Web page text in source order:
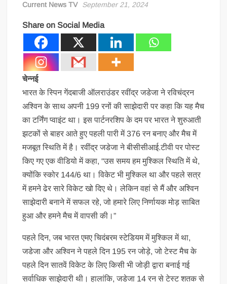
Current News TV September 21, 2024
Share on Social Media
चेन्नई
भारत के स्पिन गेंदबाजी ऑलराउंडर रवींद्र जडेजा ने रविचंद्रन
अश्विन के साथ अपनी 199 रनों की साझेदारी पर कहा कि यह मैच
का टर्निंग प्वाइंट था। इस पार्टनरशिप के दम पर भारत ने शुरुआती
झटकों से बाहर आते हुए पहली पारी में 376 रन बनाए और मैच में
मजबूत स्थिति में है। रवींद्र जडेजा ने बीसीसीआई.टीवी पर पोस्ट
किए गए एक वीडियो में कहा, “उस समय हम मुश्किल स्थिति में थे,
क्योंकि स्कोर 144/6 था। विकेट भी मुश्किल था और पहले सत्र
में हमने ढेर सारे विकेट खो दिए थे। लेकिन वहां से मैं और अश्विन
साझेदारी बनाने में सफल रहे, जो हमारे लिए निर्णायक मोड़ साबित
हुआ और हमने मैच में वापसी की।”
पहले दिन, जब भारत एमए चिदंबरम स्टेडियम में मुश्किल में था,
जडेजा और अश्विन ने पहले दिन 195 रन जोड़े, जो टेस्ट मैच के
पहले दिन सातवें विकेट के लिए किसी भी जोड़ी द्वारा बनाई गई
सर्वाधिक साझेदारी थी। हालांकि, जडेजा 14 रन से टेस्ट शतक से